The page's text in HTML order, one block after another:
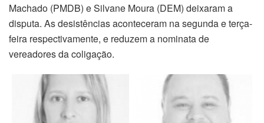
Machado (PMDB) e Silvane Moura (DEM) deixaram a
disputa. As desistências aconteceram na segunda e terça-
feira respectivamente, e reduzem a nominata de
vereadores da coligação.